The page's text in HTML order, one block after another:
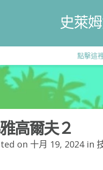
史萊
點擊這
高爾夫２
on 十月 19, 2024 in